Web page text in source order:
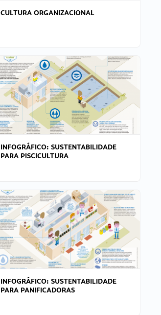
CULTURA ORGANIZACIONAL
INFOGRÁFICO: SUSTENTABILIDADE
PARA PISCICULTURA
INFOGRÁFICO: SUSTENTABILIDADE
PARA PANIFICADORAS